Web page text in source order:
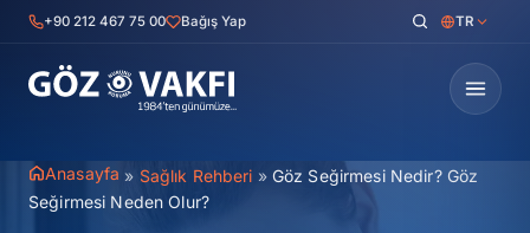
İçeriğe+90 212 467 75 00 Bağış Yap TR
Anasayfa » Sağlık Rehberi » Göz Seğirmesi Nedir? Göz
Seğirmesi Neden Olur?